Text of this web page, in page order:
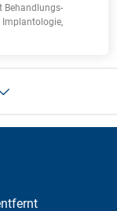
Behandlungs­
Implantologie,
tun?